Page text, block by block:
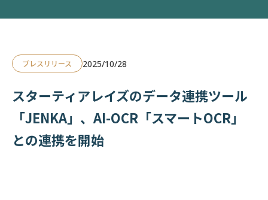
プレスリリース 2025/10/28
スターティアレイズのデータ連携ツール
「JENKA」、AI-OCR「スマートOCR」
との連携を開始